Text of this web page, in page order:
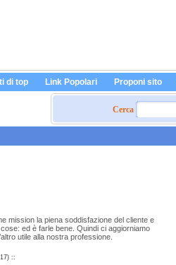
di top Link Popolari Proponi sito
Cerca
mission la piena soddisfazione del cliente e
ed è farle bene. Quindi ci aggiorniamo
utile alla nostra professione.
::